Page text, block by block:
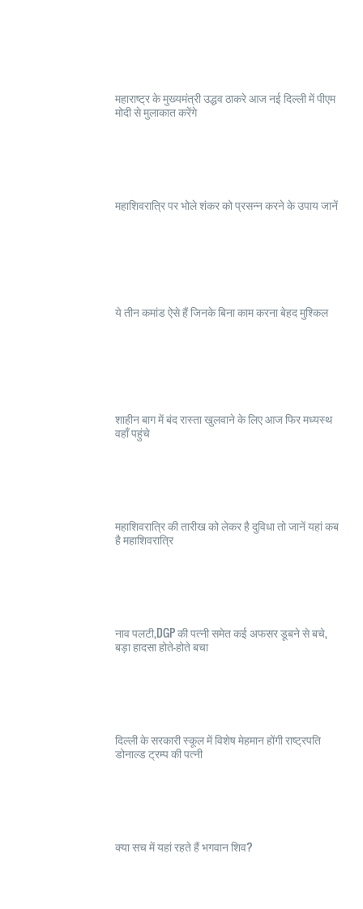
महाराष्ट्र के मुख्यमंत्री उद्धव ठाकरे आज नई दिल्ली में पीएम
मोदी से मुलाकात करेंगे
महाशिवरात्रि पर भोले शंकर को प्रसन्न करने के उपाय जानें
ये तीन कमांड ऐसे हैं जिनके बिना काम करना बेहद मुश्किल
शाहीन बाग में बंद रास्ता खुलवाने के लिए आज फिर मध्यस्थ
वहाँ पहुंचे
महाशिवरात्रि की तारीख को लेकर है दुविधा तो जानें यहां कब
है महाशिवरात्रि
नाव पलटी,DGP की पत्नी समेत कई अफसर डूबने से बचे,
बड़ा हादसा होते-होते बचा
दिल्ली के सरकारी स्कूल में विशेष मेहमान होंगी राष्ट्रपति
डोनाल्ड ट्रम्प की पत्नी
क्या सच में यहां रहते हैं भगवान शिव?